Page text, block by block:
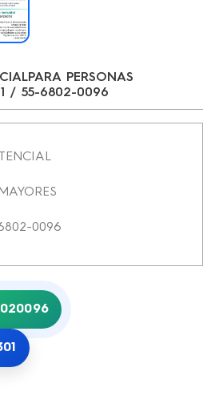
PERSONAS
/ 55-6802-0096
0096